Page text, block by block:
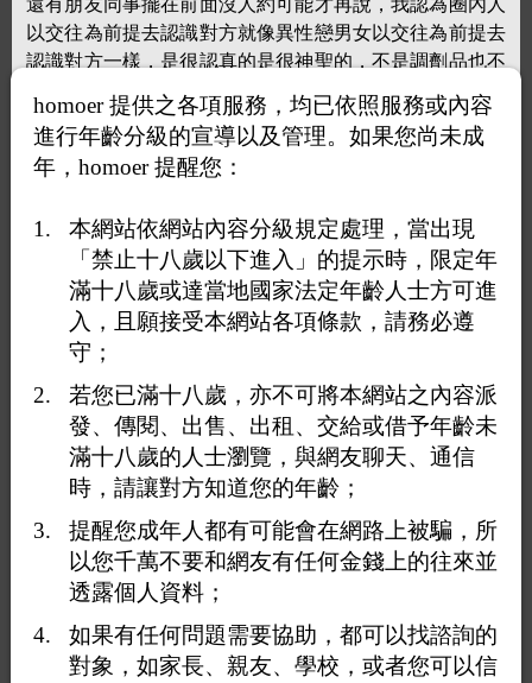
以交往為前提去認識對方就像異性戀男女以交往為前提去
認識對方一樣，是很認真的是很神聖的，不是調劑品也不
是什麼替代品，而是交往後要走一輩子的人像夫妻一樣互
相扶持互相鼓勵互相幫助，對方生病了甚至請假陪另一伴
看醫生照顧他，沒錯你看到這邊會覺得我所說的實屬感
動，很多圈內人聊得好好的會突然消失不見封鎖你之類的
一起的喔) 可能覺得不適合或是遇到更喜歡的又或是一些
爭執吵架就突然封鎖對方，我不希望我即將遇到的人是這
樣子的，希望你不會，異性戀夫妻哪對夫妻不吵架呢，所
希望將來不會因為一些小爭執而突然消不理對方或是分
我覺得很多事情講開比較好，而且透過網路上結識這樣陌
生的兩個人生活習慣與背景一定有很大的不同從朋友慢慢
發展成為情人，與親密的家人父母從小大到都會吵過架更
何況與情人，所以希望在一起後你莫忘初衷莫忘了當時為
何在一起你為何喜歡他，吵完架給彼此一些時間與空間冷
靜一下再好好的溝通，當有天或許覺得聚散終有時無不散
的宴席可能分開是最好的結果也能把話講開好好的溝通完
去祝福彼此找到更適合的人當然這一步是萬不得已的。
homoer 提供之各項服務，均已依照服務或內容
進行年齡分級的宣導以及管理。如果您尚未成
年，homoer 提醒您：
本網站依網站內容分級規定處理，當出現
「禁止十八歲以下進入」的提示時，限定年
滿十八歲或達當地國家法定年齡人士方可進
入，且願接受本網站各項條款，請務必遵
守；
若您已滿十八歲，亦不可將本網站之內容派
發、傳閱、出售、出租、交給或借予年齡未
滿十八歲的人士瀏覽，與網友聊天、通信
時，請讓對方知道您的年齡；
提醒您成年人都有可能會在網路上被騙，所
以您千萬不要和網友有任何金錢上的往來並
透露個人資料；
如果有任何問題需要協助，都可以找諮詢的
對象，如家長、親友、學校，或者您可以信